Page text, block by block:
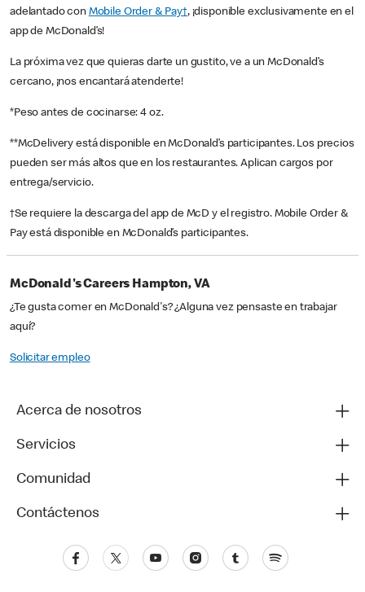
adelantado con Mobile Order & Pay†, ¡disponible exclusivamente en el
app de McDonald’s!
La próxima vez que quieras darte un gustito, ve a un McDonald’s
cercano, ¡nos encantará atenderte!
*Peso antes de cocinarse: 4 oz.
**McDelivery está disponible en McDonald’s participantes. Los precios
pueden ser más altos que en los restaurantes. Aplican cargos por
entrega/servicio.
†Se requiere la descarga del app de McD y el registro. Mobile Order &
Pay está disponible en McDonald’s participantes.
McDonald's Careers Hampton, VA
¿Te gusta comer en McDonald's? ¿Alguna vez pensaste en trabajar
aquí?
Solicitar empleo
Acerca de nosotros
Servicios
Comunidad
Contáctenos